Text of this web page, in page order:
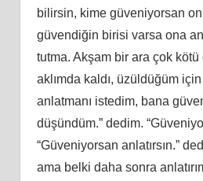
bilirsin, kime güveniyorsan
güvendiğin birisi varsa ona
tutma. Akşam bir ara çok
aklımda kaldı, üzüldüğüm
anlatmanı istedim, bana
düşündüm.” dedim.
“Güveniyorsan anlatırsın.”
ama belki daha sonra